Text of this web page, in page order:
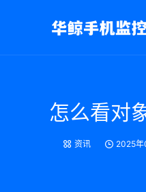
怎么看对
资讯 2025年